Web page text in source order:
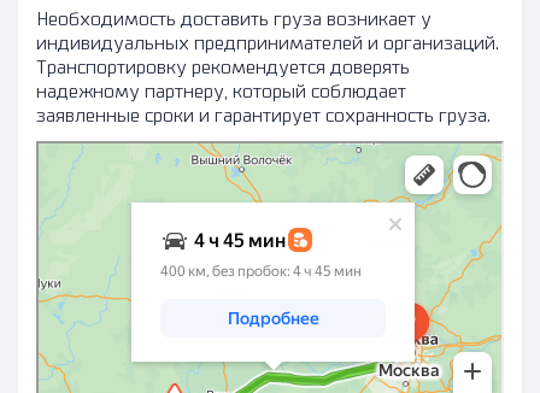
Необходимость доставить груза возникает у
индивидуальных предпринимателей и организаций.
Транспортировку рекомендуется доверять
надежному партнеру, который соблюдает
заявленные сроки и гарантирует сохранность груза.
Москва
Смоленск: как доехать на автомобиле, общественным
транспортом или пешком – Яндекс Карты